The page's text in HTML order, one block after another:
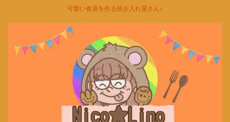
可愛い食器を作る焼き入れ屋さん♪